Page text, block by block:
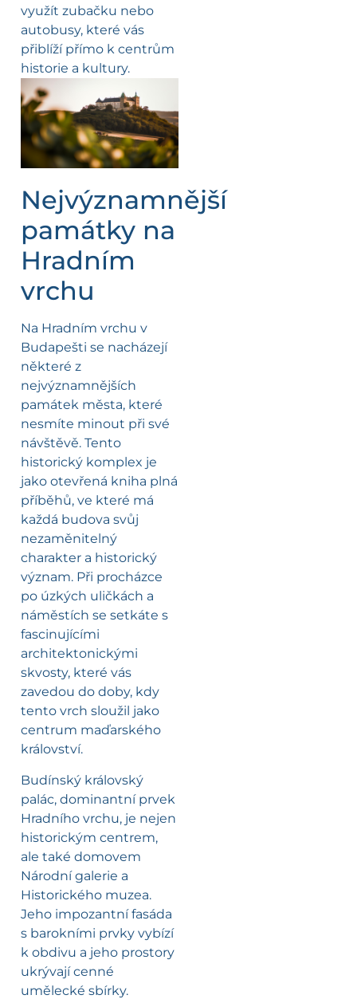
využít zubačku nebo
autobusy, které vás
přiblíží přímo k centrům
historie a kultury.
Nejvýznamnější
památky na
Hradním
vrchu
Na Hradním vrchu v
Budapešti se nacházejí
některé z
nejvýznamnějších
památek města, které
nesmíte minout při své
návštěvě. Tento
historický komplex je
jako otevřená kniha plná
příběhů, ve které má
každá budova svůj
nezaměnitelný
charakter a historický
význam. Při procházce
po úzkých uličkách a
náměstích se setkáte s
fascinujícími
architektonickými
skvosty, které vás
zavedou do doby, kdy
tento vrch sloužil jako
centrum maďarského
království.
Budínský královský
palác, dominantní prvek
Hradního vrchu, je nejen
historickým centrem,
ale také domovem
Národní galerie a
Historického muzea.
Jeho impozantní fasáda
s barokními prvky vybízí
k obdivu a jeho prostory
ukrývají cenné
umělecké sbírky.